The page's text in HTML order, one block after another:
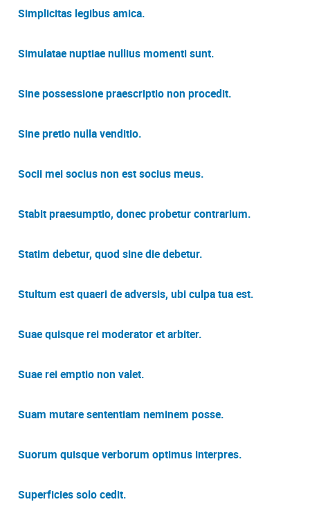
Simplicitas legibus amica.
Simulatae nuptiae nullius momenti sunt.
Sine possessione praescriptio non procedit.
Sine pretio nulla venditio.
Socii mei socius non est socius meus.
Stabit praesumptio, donec probetur contrarium.
Statim debetur, quod sine die debetur.
Stultum est quaeri de adversis, ubi culpa tua est.
Suae quisque rei moderator et arbiter.
Suae rei emptio non valet.
Suam mutare sententiam neminem posse.
Suorum quisque verborum optimus interpres.
Superficies solo cedit.